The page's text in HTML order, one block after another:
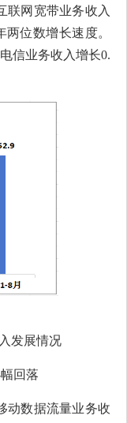
联网宽带业务收入
两位数增长速度。
电信业务收入增长0.
发展情况
回落
动数据流量业务收